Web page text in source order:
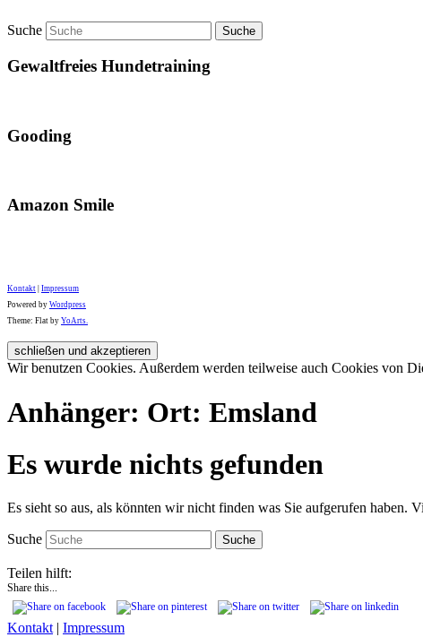
Suche
Gewaltfreies Hundetraining
Gooding
Amazon Smile
Kontakt Impressum
Powered by Wordpress
Theme: Flat by YoArts.
Wir benutzen Cookies. Außerdem werden teilweise auch Cookies von
Anhänger: Ort: Emsland
Es wurde nichts gefunden
Es sieht so aus, als könnten wir nicht finden was Sie aufgerufen haben.
Suche
Teilen hilft:
Share this...
Kontakt | Impressum